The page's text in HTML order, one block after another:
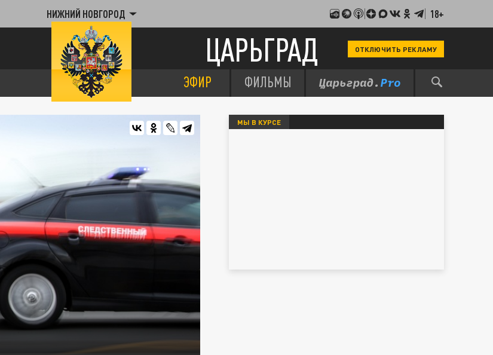
НИЖНИЙ НОВГОРОД 18+
ЦАРЬГРАД ОТКЛЮЧИТЬ РЕКЛАМУ
ЭФИР ФИЛЬМЫ
МЫ В КУРСЕ